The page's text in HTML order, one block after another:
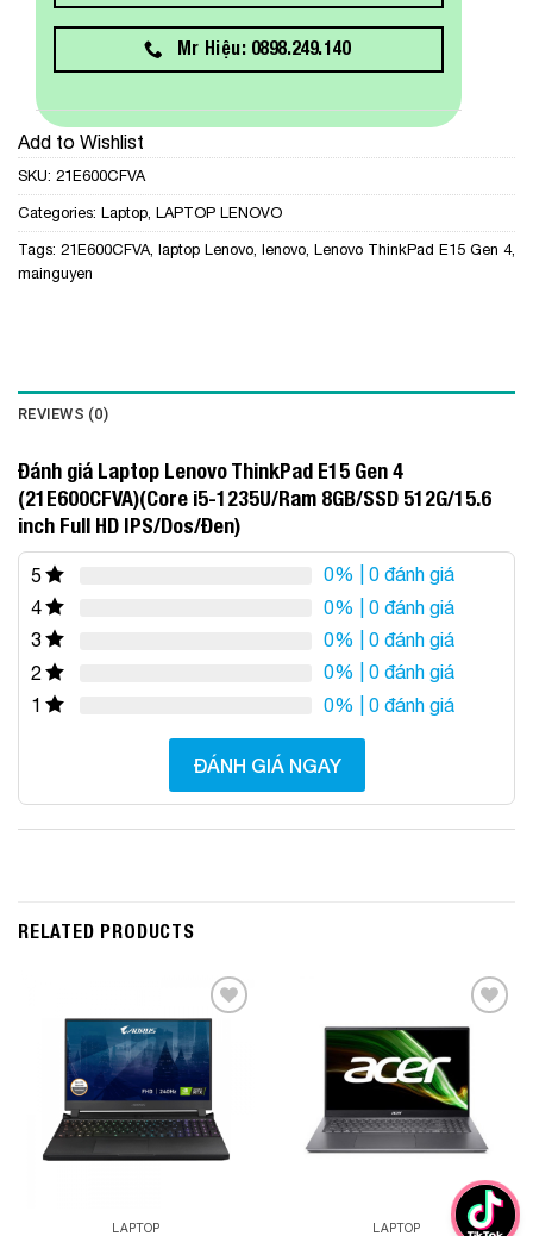
Mr Hiệu: 0898.249.140
Add to Wishlist
SKU: 21E600CFVA
Categories: Laptop LAPTOP LENOVO
Tags: 21E600CFVA laptop Lenovo lenovo Lenovo ThinkPad E15 Gen 4,
mainguyen
REVIEWS (0)
Đánh giá Laptop Lenovo ThinkPad E15 Gen 4
(21E600CFVA)(Core i5-1235U/Ram 8GB/SSD 512G/15.6
inch Full HD IPS/Dos/Đen)
5 0% | 0 đánh giá
4
0% | 0 đánh giá
3
0% | 0 đánh giá
2
0% | 0 đánh giá
1
0% | 0 đánh giá
ĐÁNH GIÁ NGAY
RELATED PRODUCTS
Wishlist
LAPTOP
Add to
LAPTOP